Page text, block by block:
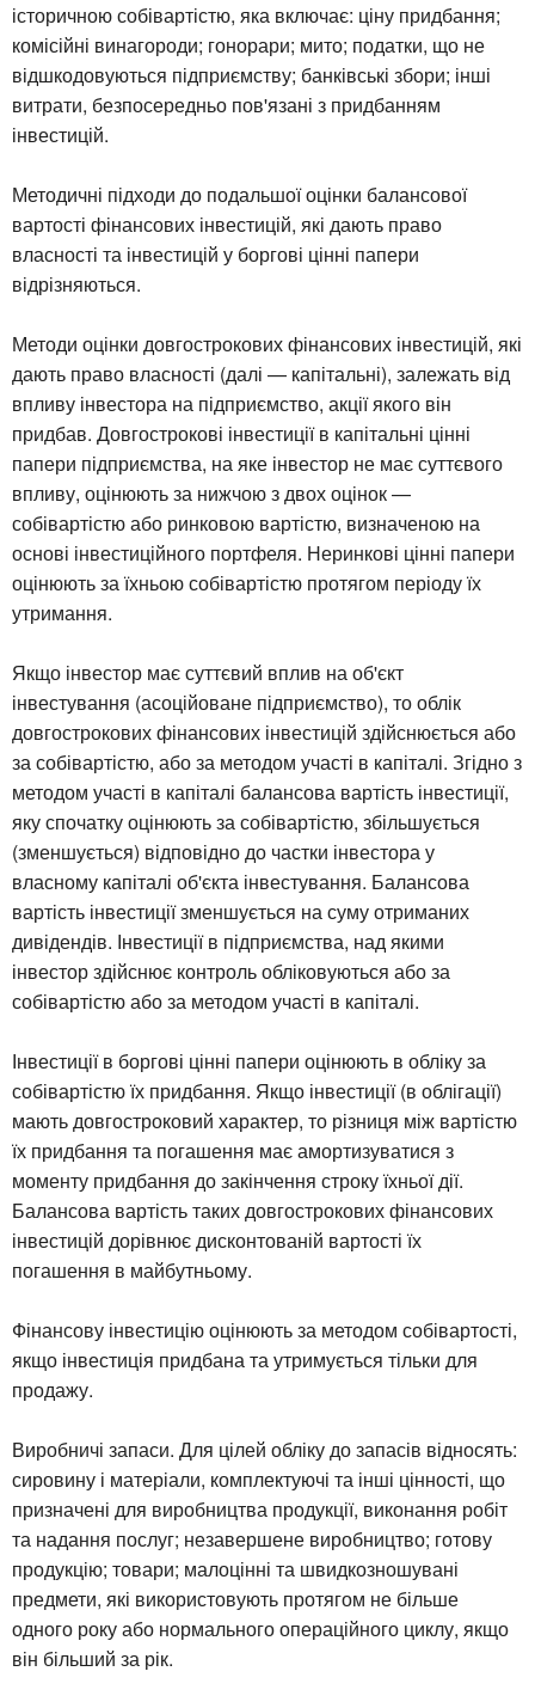
історичною собівартістю, яка включає: ціну придбання;
комісійні винагороди; гонорари; мито; податки, що не
відшкодовуються підприємству; банківські збори; інші
витрати, безпосередньо пов'язані з придбанням
інвестицій.
Методичні підходи до подальшої оцінки балансової
вартості фінансових інвестицій, які дають право
власності та інвестицій у боргові цінні папери
відрізняються.
Методи оцінки довгострокових фінансових інвестицій, які
дають право власності (далі — капітальні), залежать від
впливу інвестора на підприємство, акції якого він
придбав. Довгострокові інвестиції в капітальні цінні
папери підприємства, на яке інвестор не має суттєвого
впливу, оцінюють за нижчою з двох оцінок —
собівартістю або ринковою вартістю, визначеною на
основі інвестиційного портфеля. Неринкові цінні папери
оцінюють за їхньою собівартістю протягом періоду їх
утримання.
Якщо інвестор має суттєвий вплив на об'єкт
інвестування (асоційоване підприємство), то облік
довгострокових фінансових інвестицій здійснюється або
за собівартістю, або за методом участі в капіталі. Згідно з
методом участі в капіталі балансова вартість інвестиції,
яку спочатку оцінюють за собівартістю, збільшується
(зменшується) відповідно до частки інвестора у
власному капіталі об'єкта інвестування. Балансова
вартість інвестиції зменшується на суму отриманих
дивідендів. Інвестиції в підприємства, над якими
інвестор здійснює контроль обліковуються або за
собівартістю або за методом участі в капіталі.
Інвестиції в боргові цінні папери оцінюють в обліку за
собівартістю їх придбання. Якщо інвестиції (в облігації)
мають довгостроковий характер, то різниця між вартістю
їх придбання та погашення має амортизуватися з
моменту придбання до закінчення строку їхньої дії.
Балансова вартість таких довгострокових фінансових
інвестицій дорівнює дисконтованій вартості їх
погашення в майбутньому.
Фінансову інвестицію оцінюють за методом собівартості,
якщо інвестиція придбана та утримується тільки для
продажу.
Виробничі запаси. Для цілей обліку до запасів відносять:
сировину і матеріали, комплектуючі та інші цінності, що
призначені для виробництва продукції, виконання робіт
та надання послуг; незавершене виробництво; готову
продукцію; товари; малоцінні та швидкозношувані
предмети, які використовують протягом не більше
одного року або нормального операційного циклу, якщо
він більший за рік.